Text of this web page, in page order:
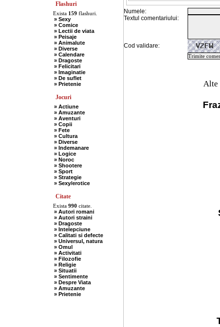
Flashuri
Exista 159 flashuri.
» Sexy
» Comice
» Lectii de viata
» Peisaje
» Animalute
» Diverse
» Calendare
» Dragoste
» Felicitari
» Imaginatie
» De suflet
» Prietenie
Jocuri
» Actiune
» Amuzante
» Aventuri
» Copii
» Fete
» Cultura
» Diverse
» Indemanare
» Logice
» Noroc
» Shootere
» Sport
» Strategie
» Sexy/erotice
Citate
Exista 990 citate.
» Autori romani
» Autori straini
» Dragoste
» Intelepciune
» Calitati si defecte
» Universul, natura
» Omul
» Activitati
» Filozofie
» Religie
» Situatii
» Sentimente
» Despre Viata
» Amuzante
» Prietenie
Numele:
Textul comentariului:
Cod validare:
Alte